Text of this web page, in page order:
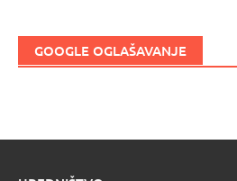
GOOGLE OGLAŠAVANJE